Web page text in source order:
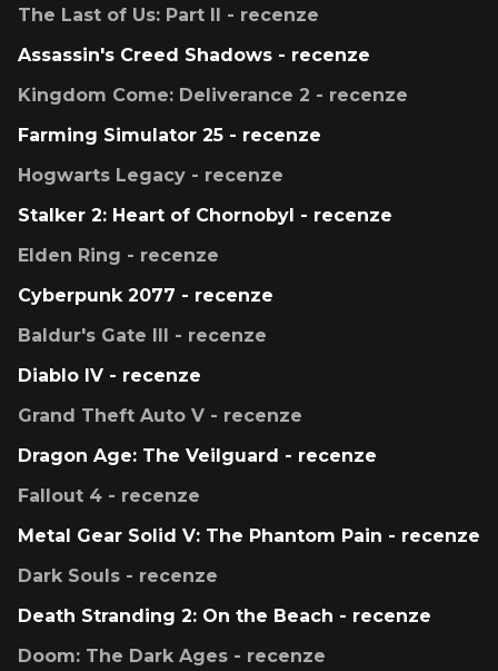
The Last of Us: Part II - recenze
Assassin's Creed Shadows - recenze
Kingdom Come: Deliverance 2 - recenze
Farming Simulator 25 - recenze
Hogwarts Legacy - recenze
Stalker 2: Heart of Chornobyl - recenze
Elden Ring - recenze
Cyberpunk 2077 - recenze
Baldur's Gate III - recenze
Diablo IV - recenze
Grand Theft Auto V - recenze
Dragon Age: The Veilguard - recenze
Fallout 4 - recenze
Metal Gear Solid V: The Phantom Pain - recenze
Dark Souls - recenze
Death Stranding 2: On the Beach - recenze
Doom: The Dark Ages - recenze